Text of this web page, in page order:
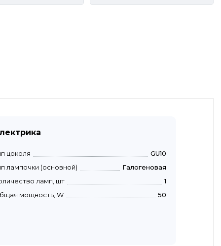
цоколя
GU10
лампочки (основной)
Галогеновая
ламп, шт
1
мощность, W
50